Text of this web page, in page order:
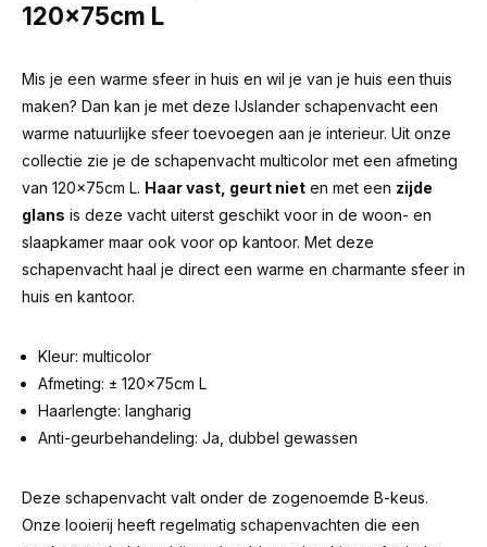
120x75cm L
Mis je een warme sfeer in huis en wil je van je huis een thuis
maken? Dan kan je met deze IJslander schapenvacht een
warme natuurlijke sfeer toevoegen aan je interieur. Uit onze
collectie zie je de schapenvacht multicolor met een afmeting
van 120x75cm L. Haar vast, geurt niet en met een zijde
glans is deze vacht uiterst geschikt voor in de woon- en
slaapkamer maar ook voor op kantoor. Met deze
schapenvacht haal je direct een warme en charmante sfeer in
huis en kantoor.
Kleur: multicolor
Afmeting: ± 120x75cm L
Haarlengte: langharig
Anti-geurbehandeling: Ja, dubbel gewassen
Deze schapenvacht valt onder de zogenoemde B-keus.
Onze looierij heeft regelmatig schapenvachten die een